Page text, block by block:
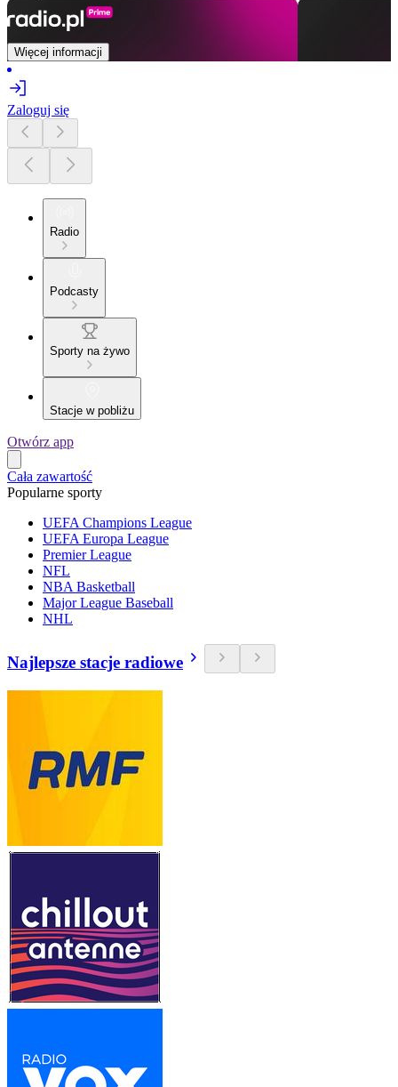
Więcej informacji
Zaloguj się
Radio
Podcasty
Sporty na żywo
Stacje w pobliżu
Otwórz app
Cała zawartość
Popularne sporty
UEFA Champions League
UEFA Europa League
Premier League
NFL
NBA Basketball
Major League Baseball
NHL
Najlepsze stacje radiowe